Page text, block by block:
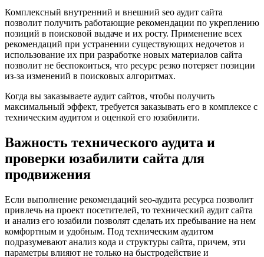
Комплексный внутренний и внешний seo аудит сайта
позволит получить работающие рекомендации по укреплению
позиций в поисковой выдаче и их росту. Применение всех
рекомендаций при устранении существующих недочетов и
использование их при разработке новых материалов сайта
позволит не беспокоиться, что ресурс резко потеряет позиции
из-за изменений в поисковых алгоритмах.
Когда вы заказываете аудит сайтов, чтобы получить
максимальный эффект, требуется заказывать его в комплексе с
техническим аудитом и оценкой его юзабилити.
Важность технического аудита и
проверки юзабилити сайта для
продвижения
Если выполнение рекомендаций seo-аудита ресурса позволит
привлечь на проект посетителей, то технический аудит сайта
и анализ его юзабили позволят сделать их пребывание на нем
комфортным и удобным. Под техническим аудитом
подразумевают анализ кода и структуры сайта, причем, эти
параметры влияют не только на быстродействие и